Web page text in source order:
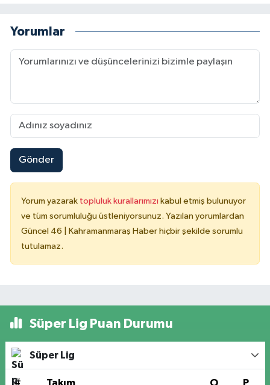
Yorumlar
Gönder
Yorum yazarak topluluk kurallarımızı kabul etmiş bulunuyor
ve tüm sorumluluğu üstleniyorsunuz. Yazılan yorumlardan
Güncel 46 | Kahramanmaraş Haber hiçbir şekilde sorumlu
tutulamaz.
Süper Lig Puan Durumu
Süper Lig
# Takım O P